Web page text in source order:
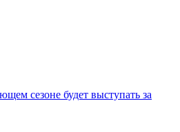
сезоне будет выступать за